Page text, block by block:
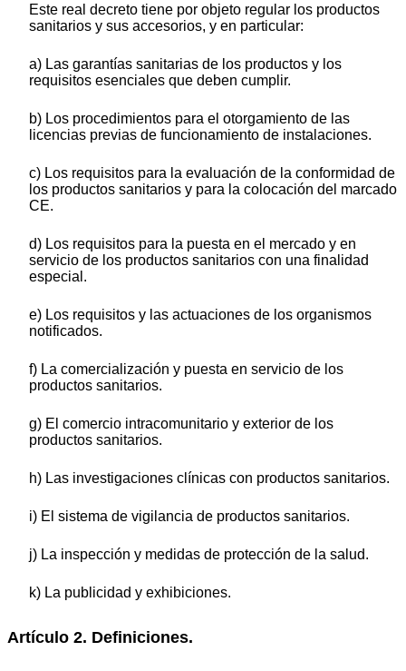
Este real decreto tiene por objeto regular los productos
sanitarios y sus accesorios, y en particular:
a) Las garantías sanitarias de los productos y los
requisitos esenciales que deben cumplir.
b) Los procedimientos para el otorgamiento de las
licencias previas de funcionamiento de instalaciones.
c) Los requisitos para la evaluación de la conformidad de
los productos sanitarios y para la colocación del marcado
CE.
d) Los requisitos para la puesta en el mercado y en
servicio de los productos sanitarios con una finalidad
especial.
e) Los requisitos y las actuaciones de los organismos
notificados.
f) La comercialización y puesta en servicio de los
productos sanitarios.
g) El comercio intracomunitario y exterior de los
productos sanitarios.
h) Las investigaciones clínicas con productos sanitarios.
i) El sistema de vigilancia de productos sanitarios.
j) La inspección y medidas de protección de la salud.
k) La publicidad y exhibiciones.
Artículo 2. Definiciones.